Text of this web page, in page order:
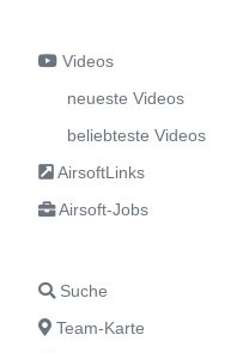
Videos
neueste Videos
beliebteste Videos
AirsoftLinks
Airsoft-Jobs
Suche
Team-Karte